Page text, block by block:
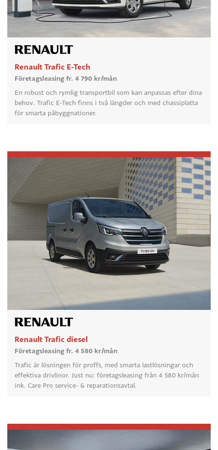
Renault Trafic E-Tech
Företagsleasing fr. 4 790 kr/mån
En robust och rymlig transportbil som kan anpassas efter dina
behov. Trafic E-Tech finns i två längder och med chassiplatta
för smarta påbyggnationer.
Renault Trafic diesel
Företagsleasing fr. 4 580 kr/mån
Trafic är lösningen för proffs, med smarta lastlösningar och
effektiva drivlinor. Just nu: företagsleasing från 4 580 kr/mån
ink. Care Pro service- & reparationsavtal.